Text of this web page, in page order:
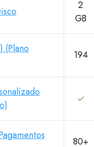
2
GB
(Plano
194
80+